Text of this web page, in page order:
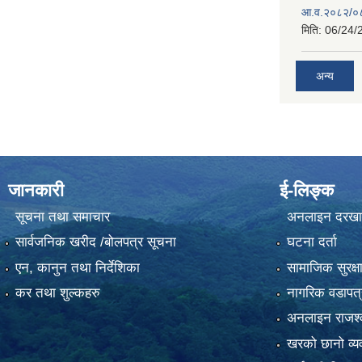
आ.व.२०८२/
मिति: 06/24/
अन्य
जानकारी
सूचना तथा समाचार
सार्वजनिक खरीद /बोलपत्र सूचना
एन, कानुन तथा निर्देशिका
कर तथा शुल्कहरु
ई-लिङ्क
अनलाइन
घटना दर्ता
सामाजिक सुरक्षा
नागरिक
अनलाइन
खरको छानो